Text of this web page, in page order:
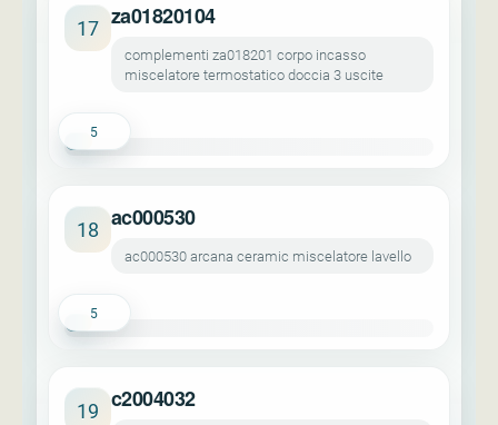
17 za01820104
complementi za018201 corpo incasso
miscelatore termostatico doccia 3 uscite
5
18 ac000530
ac000530 arcana ceramic miscelatore lavello
5
19 c2004032